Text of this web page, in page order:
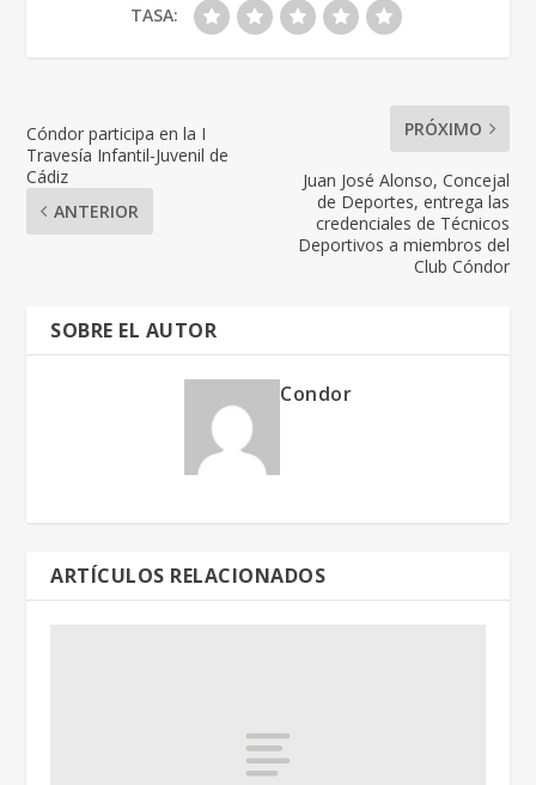
TASA:
Cóndor participa en la I
Travesía Infantil-Juvenil de
Cádiz
ANTERIOR
PRÓXIMO
Juan José Alonso, Concejal
de Deportes, entrega las
credenciales de Técnicos
Deportivos a miembros del
Club Cóndor
SOBRE EL AUTOR
Condor
ARTÍCULOS RELACIONADOS